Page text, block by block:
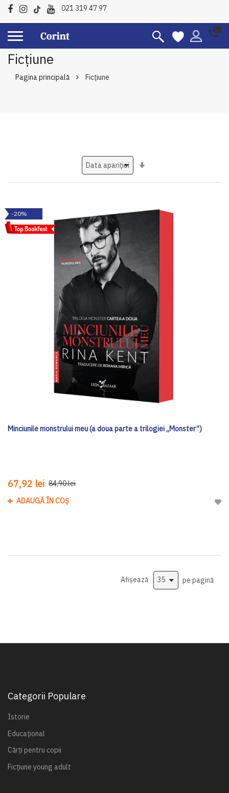
021 319 47 97
Ficțiune
Pagina principală Ficțiune
-20%
Minciunile monstrului meu (a doua parte a trilogiei „Monster”)
67,92 lei 84,90 lei
ADAUGĂ ÎN COȘ
Afișează pe pagină
Categorii Populare
Istorie
Educațional
Cărți pentru copii
Ficțiune young adult